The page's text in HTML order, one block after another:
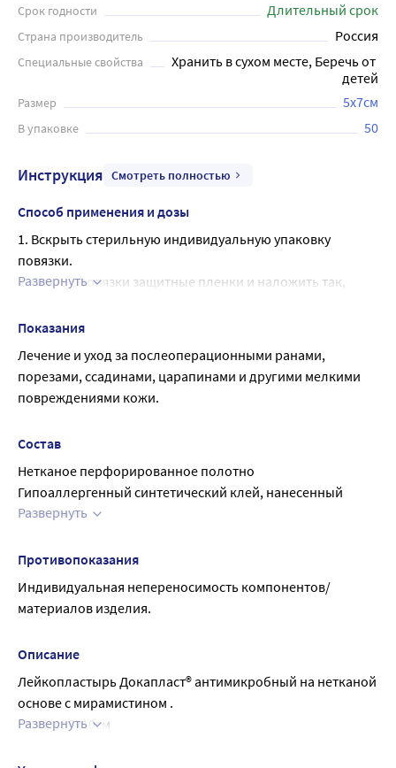
вызывает мацерацию кожи. За счет эластичности хорошо
моделируется на любом участке тела. Надежно
фиксируется, легко и безболезненно удаляется.
послеоперационными и другими ранами. В упаковке
50штук .
Срок годности Длительный срок
Страна производитель Россия
Специальные свойства
Хранить в сухом месте, Беречь от
детей
Размер 5x7см
В упаковке 50
Инструкция Смотреть полностью
Способ применения и дозы
1. Вскрыть стерильную индивидуальную упаковку
повязки.
2. Снять с повязки защитные пленки и наложить так,
Развернуть
Показания
Лечение и уход за послеоперационными ранами,
порезами, ссадинами, царапинами и другими мелкими
повреждениями кожи.
Состав
Нетканое перфорированное полотно
Гипоаллергенный синтетический клей, нанесенный
прерывно
перфорированной сеткой
Защитный бумажный слой
Развернуть
Противопоказания
Индивидуальная непереносимость компонентов/
материалов изделия.
Описание
Лейкопластырь Докапласт® антимикробный на нетканой
основе с мирамистином .
Размер: 8х10см
Развернуть